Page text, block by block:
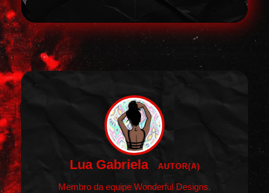
Lua Gabriela AUTOR(A)
Membro da equipe Wonderful Designs.